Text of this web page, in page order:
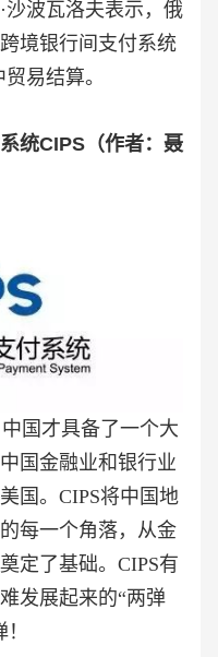
波瓦洛夫表示，俄
境银行间支付系统
易结算。
统CIPS（作者：聂
国才具备了一个大
国金融业和银行业
国。CIPS将中国地
每一个角落，从金
定了基础。CIPS有
发展起来的“两弹